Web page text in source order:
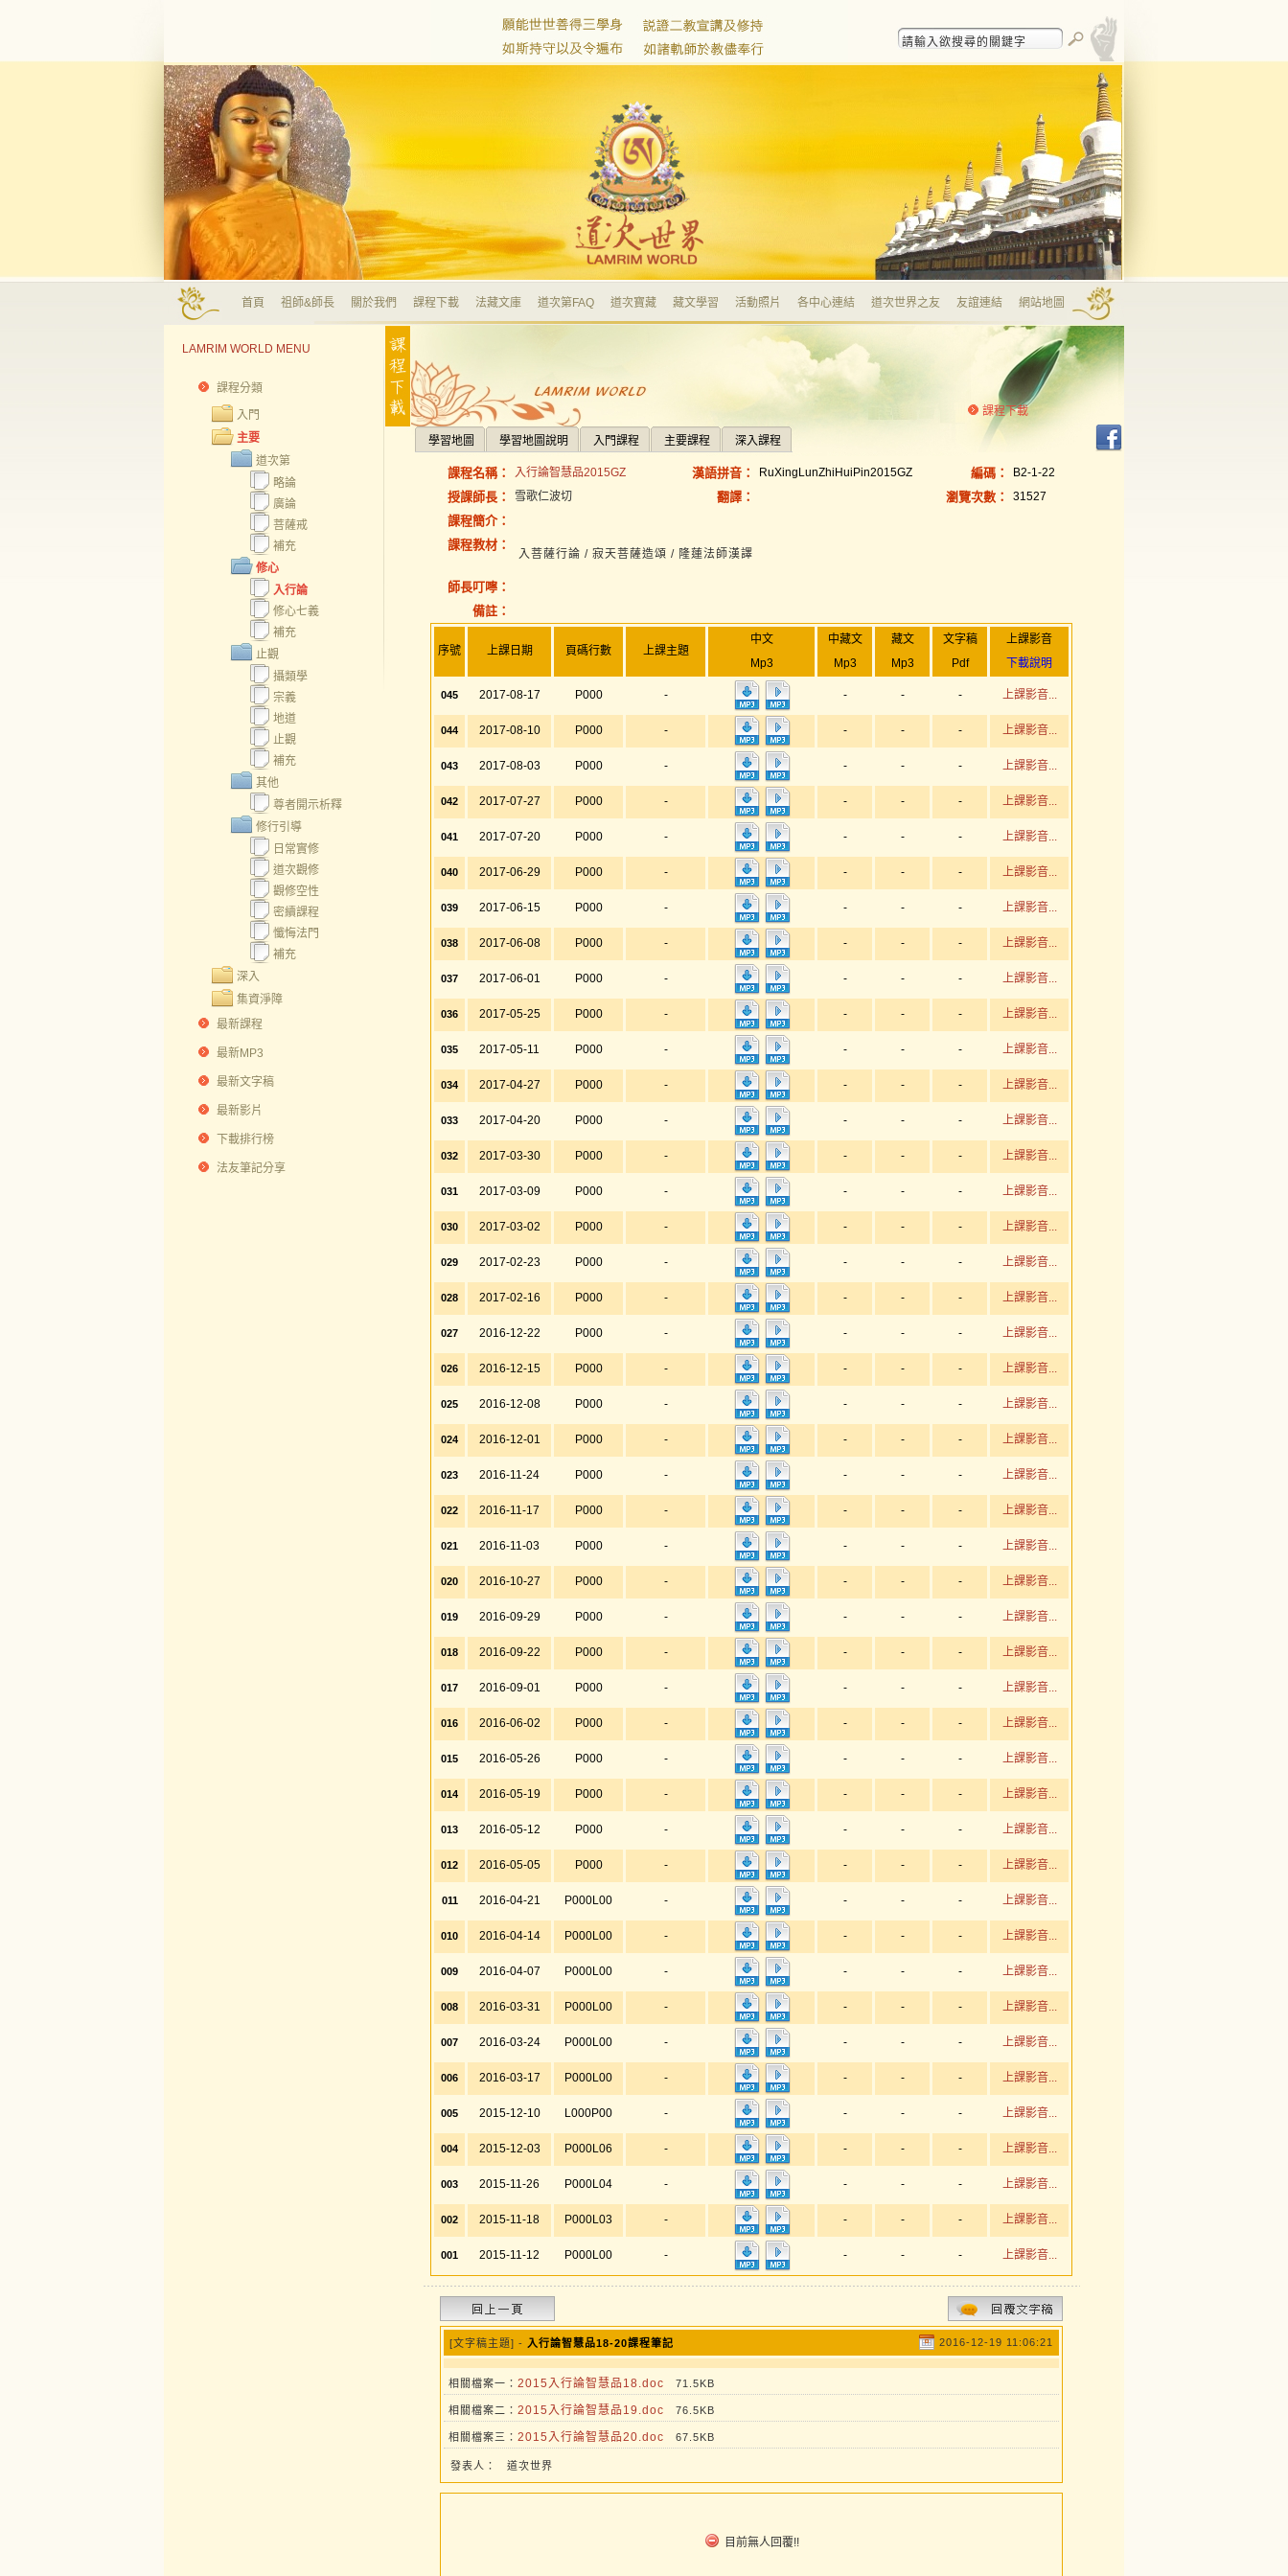
首頁 祖師&師長 關於我們 課程下載 法藏文庫 道次第FAQ 道次寶藏 藏文學習 活動照片 各中心連結 道次世界之友 友誼連結 網站地圖
LAMRIM WORLD MENU
課程分類
入門
主要
道次第
略論
廣論
菩薩戒
補充
修心
入行論
修心七義
補充
止觀
攝類學
宗義
地道
止觀
補充
其他
尊者開示析釋
修行引導
日常實修
道次觀修
觀修空性
密續課程
懺悔法門
補充
深入
集資淨障
最新課程
最新MP3
最新文字稿
最新影片
下載排行榜
法友筆記分享
學習地圖 學習地圖說明 入門課程 主要課程 深入課程
課程下載
課程名稱： 入行論智慧品2015GZ 漢語拼音： RuXingLunZhiHuiPin2015GZ 編碼： B2-1-22
授課師長： 雪歌仁波切 翻譯： 瀏覽次數： 31527
課程簡介：
課程教材：
入菩薩行論 / 寂天菩薩造頌 / 隆蓮法師漢譯
師長叮嚀：
備註：
序號 上課日期 頁碼行數 上課主題
中文
Mp3
中藏文
Mp3
藏文
Mp3
文字稿
Pdf
上課影音
下載說明
045 2017-08-17 P000 - - - - 上課影音...
044 2017-08-10 P000 - - - - 上課影音...
043 2017-08-03 P000 - - - - 上課影音...
042 2017-07-27 P000 - - - - 上課影音...
041 2017-07-20 P000 - - - - 上課影音...
040 2017-06-29 P000 - - - - 上課影音...
039 2017-06-15 P000 - - - - 上課影音...
038 2017-06-08 P000 - - - - 上課影音...
037 2017-06-01 P000 - - - - 上課影音...
036 2017-05-25 P000 - - - - 上課影音...
035 2017-05-11 P000 - - - - 上課影音...
034 2017-04-27 P000 - - - - 上課影音...
033 2017-04-20 P000 - - - - 上課影音...
032 2017-03-30 P000 - - - - 上課影音...
031 2017-03-09 P000 - - - - 上課影音...
030 2017-03-02 P000 - - - - 上課影音...
029 2017-02-23 P000 - - - - 上課影音...
028 2017-02-16 P000 - - - - 上課影音...
027 2016-12-22 P000 - - - - 上課影音...
026 2016-12-15 P000 - - - - 上課影音...
025 2016-12-08 P000 - - - - 上課影音...
024 2016-12-01 P000 - - - - 上課影音...
023 2016-11-24 P000 - - - - 上課影音...
022 2016-11-17 P000 - - - - 上課影音...
021 2016-11-03 P000 - - - - 上課影音...
020 2016-10-27 P000 - - - - 上課影音...
019 2016-09-29 P000 - - - - 上課影音...
018 2016-09-22 P000 - - - - 上課影音...
017 2016-09-01 P000 - - - - 上課影音...
016 2016-06-02 P000 - - - - 上課影音...
015 2016-05-26 P000 - - - - 上課影音...
014 2016-05-19 P000 - - - - 上課影音...
013 2016-05-12 P000 - - - - 上課影音...
012 2016-05-05 P000 - - - - 上課影音...
011 2016-04-21 P000L00 - - - - 上課影音...
010 2016-04-14 P000L00 - - - - 上課影音...
009 2016-04-07 P000L00 - - - - 上課影音...
008 2016-03-31 P000L00 - - - - 上課影音...
007 2016-03-24 P000L00 - - - - 上課影音...
006 2016-03-17 P000L00 - - - - 上課影音...
005 2015-12-10 L000P00 - - - - 上課影音...
004 2015-12-03 P000L06 - - - - 上課影音...
003 2015-11-26 P000L04 - - - - 上課影音...
002 2015-11-18 P000L03 - - - - 上課影音...
001 2015-11-12 P000L00 - - - - 上課影音...
[文字稿主題] - 入行論智慧品18-20課程筆記 2016-12-19 11:06:21
相關檔案一： 2015入行論智慧品18.doc 71.5KB
相關檔案二： 2015入行論智慧品19.doc 76.5KB
相關檔案三： 2015入行論智慧品20.doc 67.5KB
發表人： 道次世界
目前無人回覆!!